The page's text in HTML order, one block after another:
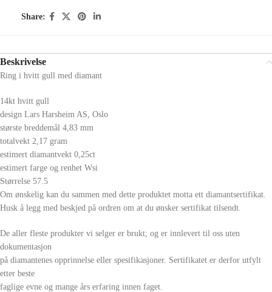
Share:
Beskrivelse
Ring i hvitt gull med diamant
14kt hvitt gull
design Lars Harsheim AS, Oslo
største breddemål 4,83 mm
totalvekt 2,17 gram
estimert diamantvekt 0,25ct
estimert farge og renhet Wsi
Størrelse 57.5
Om ønskelig kan du sammen med dette produktet motta ett diamantsertifikat.
Husk å legg med beskjed på ordren om at du ønsker sertifikat tilsendt.
De aller fleste produkter vi selger er brukt; og er innlevert til oss uten
dokumentasjon
på diamantenes opprinnelse eller spesifikasjoner. Sertifikatet er derfor utfylt
etter beste
faglige evne og mange års erfaring innen faget.